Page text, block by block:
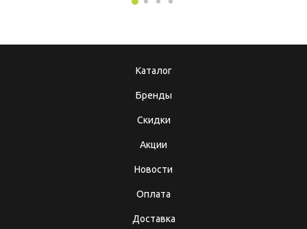
Каталог
Бренды
Скидки
Акции
Новости
Оплата
Доставка